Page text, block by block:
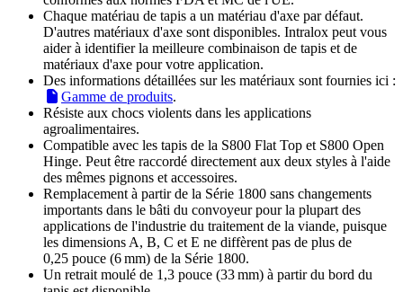
Chaque matériau de tapis a un matériau d'axe par défaut.
D'autres matériaux d'axe sont disponibles. Intralox peut vous
aider à identifier la meilleure combinaison de tapis et de
matériaux d'axe pour votre application.
Des informations détaillées sur les matériaux sont fournies ici :
Gamme de produits.
Résiste aux chocs violents dans les applications
agroalimentaires.
Compatible avec les tapis de la S800 Flat Top et S800 Open
Hinge. Peut être raccordé directement aux deux styles à l'aide
des mêmes pignons et accessoires.
Remplacement à partir de la Série 1800 sans changements
importants dans le bâti du convoyeur pour la plupart des
applications de l'industrie du traitement de la viande, puisque
les dimensions A, B, C et E ne diffèrent pas de plus de
0,25 pouce (6 mm) de la Série 1800.
Un retrait moulé de 1,3 pouce (33 mm) à partir du bord du